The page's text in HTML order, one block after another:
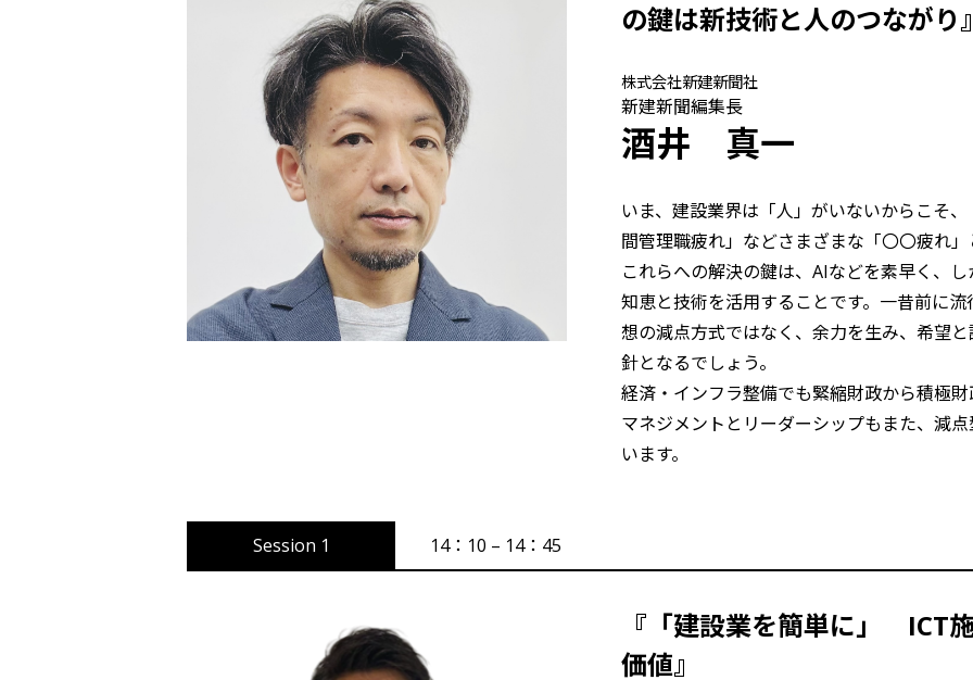
の鍵は新技術と人のつながり』
株式会社新建新聞社
新建新聞編集長
酒井 真一
いま、建設業界は「人」がいないからこそ
間管理職疲れ」などさまざまな「〇〇疲れ」
これらへの解決の鍵は、AIなどを素早く、
知恵と技術を活用することです。一昔前に
想の減点方式ではなく、余力を生み、希望
針となるでしょう。
――経済・インフラ整備でも緊縮財政から積極
マネジメントとリーダーシップもまた、減
います。
Session 1 14：10 – 14：45
『「建設業を簡単に」 ICT
価値』